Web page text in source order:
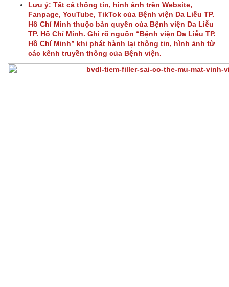
Lưu ý: Tất cả thông tin, hình ảnh trên Website,
Fanpage, YouTube, TikTok của Bệnh viện Da Liễu TP.
Hồ Chí Minh thuộc bản quyền của Bệnh viện Da Liễu
TP. Hồ Chí Minh. Ghi rõ nguồn “Bệnh viện Da Liễu TP.
Hồ Chí Minh” khi phát hành lại thông tin, hình ảnh từ
các kênh truyền thông của Bệnh viện.